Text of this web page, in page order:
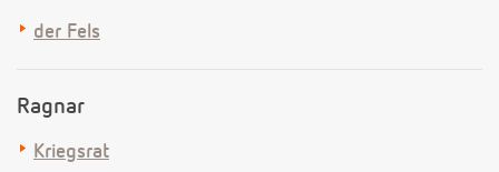
der Fels
Ragnar
Kriegsrat